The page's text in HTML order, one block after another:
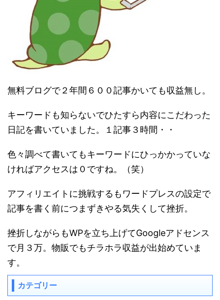
無料ブログで２年間６００記事かいても収益無し。
キーワードも知らないでひたすら内容にこだわった
日記を書いていました。１記事３時間・・
色々調べて書いてもキーワードにひっかかっていな
ければアクセスは０ですね。（笑）
アフィリエイトに挑戦するもワードプレスの設定で
記事を書く前につまずきやる気失くして挫折。
挫折しながらもWPを立ち上げてGoogleアドセンス
で月３万。物販でもチラホラ収益が出始めていま
す。
カテゴリー